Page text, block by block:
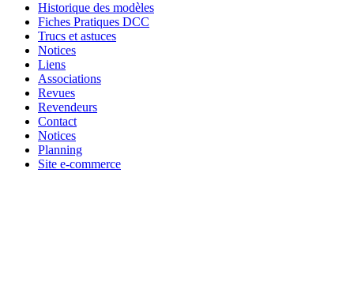
Historique des modèles
Fiches Pratiques DCC
Trucs et astuces
Notices
Liens
Associations
Revues
Revendeurs
Contact
Notices
Planning
Site e-commerce